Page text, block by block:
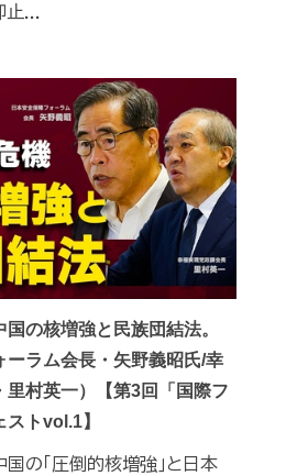
止...
の核増強と民族団結法。
ーラム会長・矢野義昭氏/幸
里村英一）【第3回「国際フ
トvol.1】
国の｢圧倒的核増強｣と日本